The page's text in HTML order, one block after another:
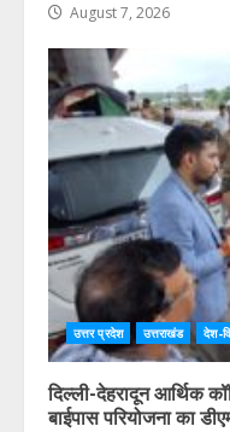
August 7, 2026
उत्तर प्रदेश उत्तराखंड देश-
दिल्ली-देहरादून आर्थिक
बाईपास परियोजना का